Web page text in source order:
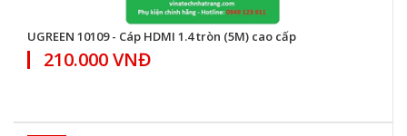
UGREEN 10109 - Cáp HDMI 1.4 tròn (5M) cao cấp
210.000 VNĐ